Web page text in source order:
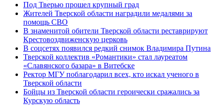
Под Тверью прошел крупный град
Жителей Тверской области наградили медалями за
помощь СВО
В знаменитой обители Тверской области реставрируют
Крестовоздвиженскую церковь
В соцсетях появился редкий снимок Владимира Путина
Тверской коллектив «Романтики» стал лауреатом
«Славянского базара» в Витебске
Ректор МГУ поблагодарил всех, кто искал ученого в
Тверской области
Бойцы из Тверской области героически сражались за
Курскую область